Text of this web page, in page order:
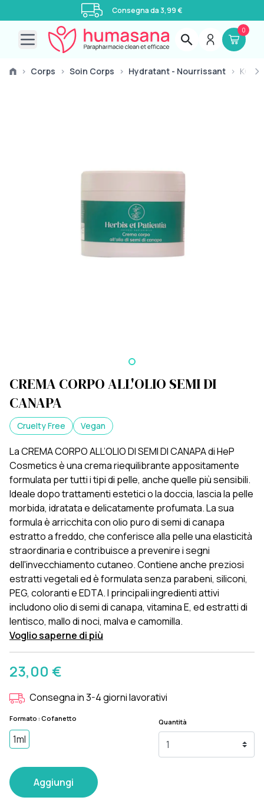
Consegna da 3,99 €
Open main menu
0
› Corps › Soin Corps › Hydratant - Nourrissant ›
CREMA CORPO ALL'OLIO SEMI DI
CANAPA
Cruelty Free Vegan
La CREMA CORPO ALL’OLIO DI SEMI DI CANAPA di HeP
Cosmetics è una crema riequilibrante appositamente
formulata per tutti i tipi di pelle, anche quelle più sensibili.
Ideale dopo trattamenti estetici o la doccia, lascia la pelle
morbida, idratata e delicatamente profumata. La sua
formula è arricchita con olio puro di semi di canapa
estratto a freddo, che conferisce alla pelle una elasticità
straordinaria e contribuisce a prevenire i segni
dell'invecchiamento cutaneo. Contiene anche preziosi
estratti vegetali ed è formulata senza parabeni, siliconi,
PEG, coloranti e EDTA. I principali ingredienti attivi
includono olio di semi di canapa, vitamina E, ed estratti di
lentisco, mallo di noci, malva e camomilla.
Voglio saperne di più
23,00 €
Consegna in 3-4 giorni lavorativi
Formato : Cofanetto
1ml
Quantità
Aggiungi